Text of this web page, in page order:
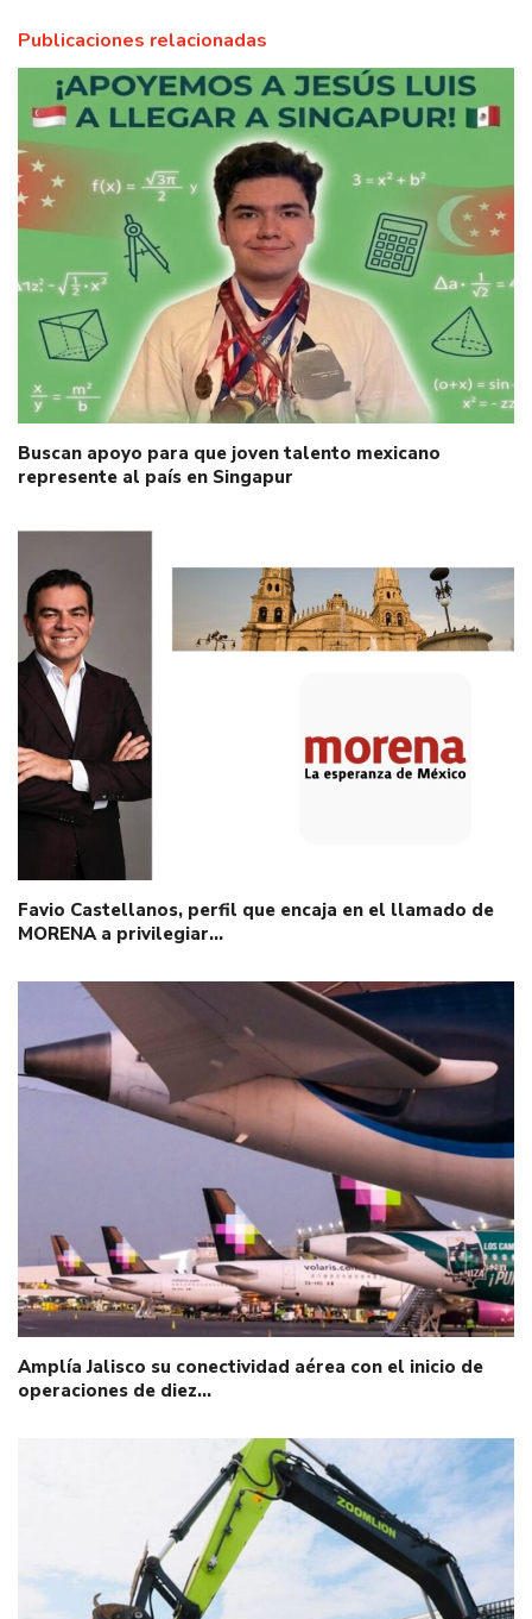
Publicaciones relacionadas
Buscan apoyo para que joven talento mexicano
represente al país en Singapur
Favio Castellanos, perfil que encaja en el llamado de
MORENA a privilegiar…
Amplía Jalisco su conectividad aérea con el inicio de
operaciones de diez…